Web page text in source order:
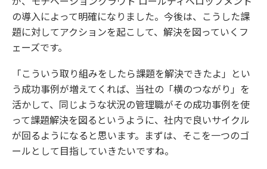
の導入によって明確になりました。今後は、こうした課
題に対してアクションを起こして、解決を図っていくフ
ェーズです。
「こういう取り組みをしたら課題を解決できたよ」とい
う成功事例が増えてくれば、当社の「横のつながり」を
活かして、同じような状況の管理職がその成功事例を使
って課題解決を図るというように、社内で良いサイクル
が回るようになると思います。まずは、そこを一つのゴ
ールとして目指していきたいですね。